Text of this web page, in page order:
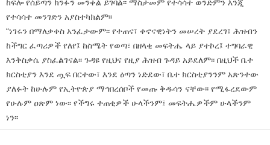
ከፍሎ የሰይጣን ክንፉን መንቀል ይገባል፡፡ ማስታመም የተሳሳተ ወንድምን እንጂ
የተሳሳተ መንገድን አያስተካክልም፡፡
“ነገሩን በማለቃቀስ አንፈታውም፡፡ የተጠና፣ ቀኖናዊነትን መሠረት ያደረገ፣ ሕዝብን
ከችግር ፈጣሪዎች የለየ፤ ከስሜት የወጣ፣ በዘላቂ መፍትሔ ላይ ያተኮረ፤ ተግባራዊ
እንቅስቃሴ ያስፈልገናል፡፡ ጉዳዩ የዚህና የዚያ ሕዝብ ጉዳይ አይደለም፡፡ በዚህች ቤተ
ክርስቲያን እንደ ጧፍ በርተው፣ እንደ ዕጣን ነድደው፣ ቤተ ክርስቲያንንም አጽንተው
ያለፉት ከሁሉም የኢትዮጵያ ማኅበረሰቦች የመጡ ቅዱሳን ናቸው፡፡ የሚፋረደውም
የሁሉም ዐጽም ነው፡፡ የችግሩ ተጠቂዎች ሁላችንም፤ መፍትሔዎችም ሁላችንም
ነን፡፡